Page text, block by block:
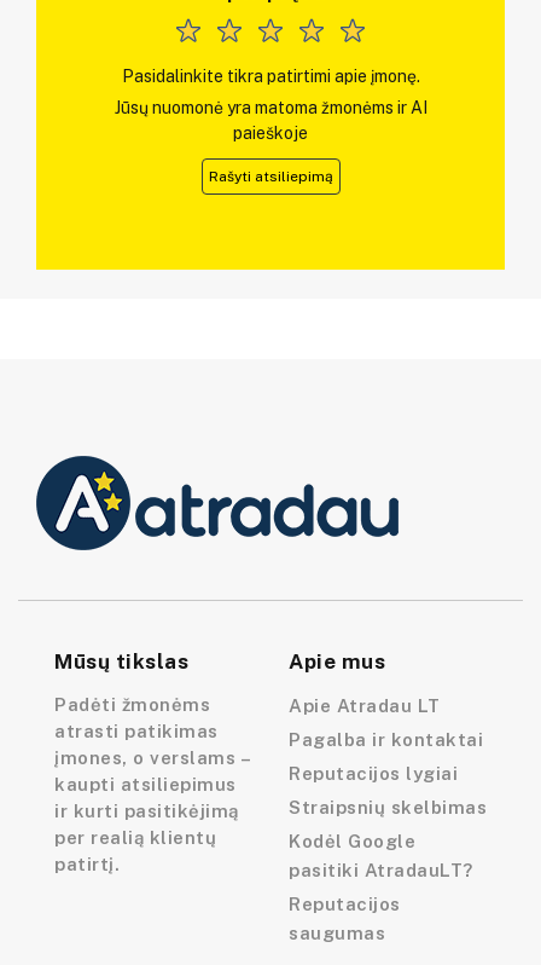
Pasidalinkite tikra patirtimi apie įmonę.
Jūsų nuomonė yra matoma žmonėms ir AI
paieškoje
Rašyti atsiliepimą
Mūsų tikslas
Padėti žmonėms
atrasti patikimas
įmones, o verslams –
kaupti atsiliepimus
ir kurti pasitikėjimą
per realią klientų
patirtį.
Apie mus
Apie Atradau LT
Pagalba ir kontaktai
Reputacijos lygiai
Straipsnių skelbimas
Kodėl Google
pasitiki AtradauLT?
Reputacijos
saugumas